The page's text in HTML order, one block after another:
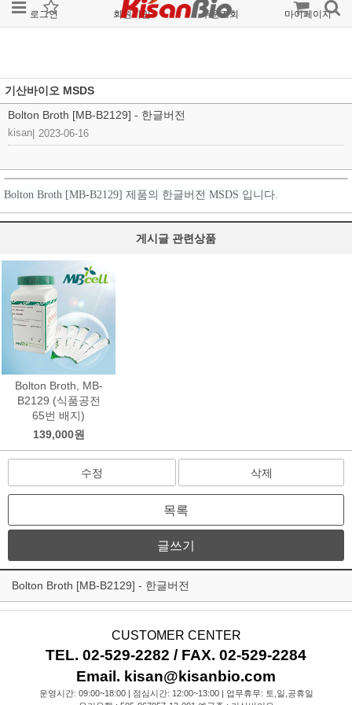
로그인 회원가입 주문조회 마이페이지
기산바이오 MSDS
Bolton Broth [MB-B2129] - 한글버전
kisan 2023-06-16
Bolton Broth [MB-B2129] 제품의 한글버전 MSDS 입니다.
게시글 관련상품
Bolton Broth, MB-
B2129 (식품공전
65번 배지)
139,000원
수정 삭제
목록
글쓰기
Bolton Broth [MB-B2129] - 한글버전
CUSTOMER CENTER
TEL. 02-529-2282 / FAX. 02-529-2284
Email. kisan@kisanbio.com
운영시간: 09:00~18:00 | 점심시간: 12:00~13:00 | 업무휴무: 토,일,공휴일